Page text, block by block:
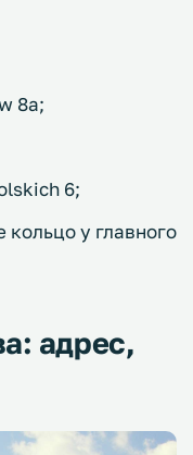
8a;
6;
кольцо у главного
адрес,